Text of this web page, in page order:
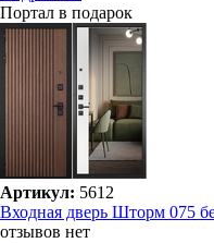
Портал в подарок
Артикул: 5612
Входная дверь Шторм 075
отзывов нет